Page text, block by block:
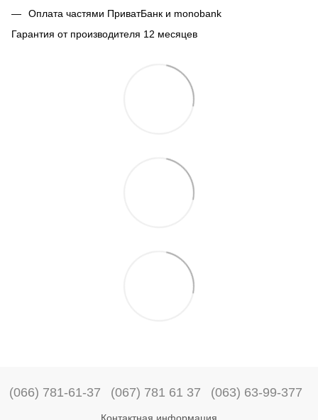
Оплата частями ПриватБанк и monobank
Гарантия от производителя 12 месяцев
(066) 781-61-37 (067) 781 61 37 (063) 63-99-377
Контактная информация